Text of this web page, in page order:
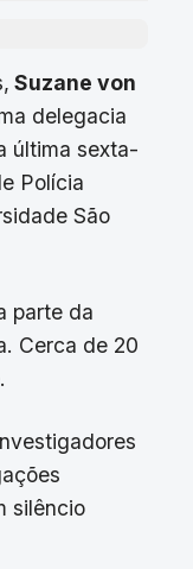
Suzane von
delegacia
última sexta-
Polícia
São
parte da
Cerca de 20
silêncio